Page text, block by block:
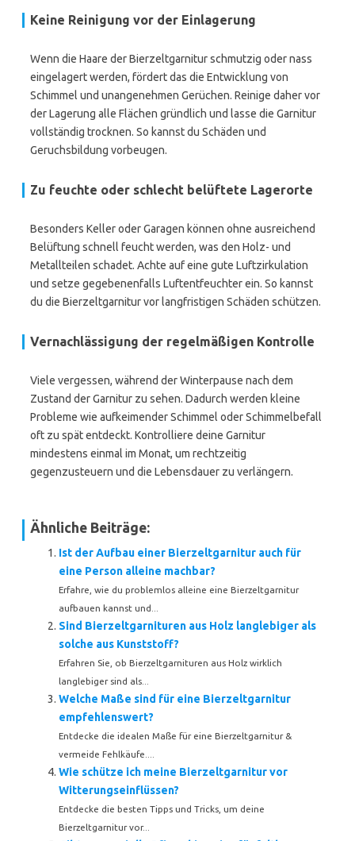
Keine Reinigung vor der Einlagerung
Wenn die Haare der Bierzeltgarnitur schmutzig oder nass
eingelagert werden, fördert das die Entwicklung von
Schimmel und unangenehmen Gerüchen. Reinige daher vor
der Lagerung alle Flächen gründlich und lasse die Garnitur
vollständig trocknen. So kannst du Schäden und
Geruchsbildung vorbeugen.
Zu feuchte oder schlecht belüftete Lagerorte
Besonders Keller oder Garagen können ohne ausreichend
Belüftung schnell feucht werden, was den Holz- und
Metallteilen schadet. Achte auf eine gute Luftzirkulation
und setze gegebenenfalls Luftentfeuchter ein. So kannst
du die Bierzeltgarnitur vor langfristigen Schäden schützen.
Vernachlässigung der regelmäßigen Kontrolle
Viele vergessen, während der Winterpause nach dem
Zustand der Garnitur zu sehen. Dadurch werden kleine
Probleme wie aufkeimender Schimmel oder Schimmelbefall
oft zu spät entdeckt. Kontrolliere deine Garnitur
mindestens einmal im Monat, um rechtzeitig
gegenzusteuern und die Lebensdauer zu verlängern.
Ähnliche Beiträge:
Ist der Aufbau einer Bierzeltgarnitur auch für
eine Person alleine machbar?
Erfahre, wie du problemlos alleine eine Bierzeltgarnitur
aufbauen kannst und...
Sind Bierzeltgarnituren aus Holz langlebiger als
solche aus Kunststoff?
Erfahren Sie, ob Bierzeltgarnituren aus Holz wirklich
langlebiger sind als...
Welche Maße sind für eine Bierzeltgarnitur
empfehlenswert?
Entdecke die idealen Maße für eine Bierzeltgarnitur &
vermeide Fehlkäufe....
Wie schütze ich meine Bierzeltgarnitur vor
Witterungseinflüssen?
Entdecke die besten Tipps und Tricks, um deine
Bierzeltgarnitur vor...